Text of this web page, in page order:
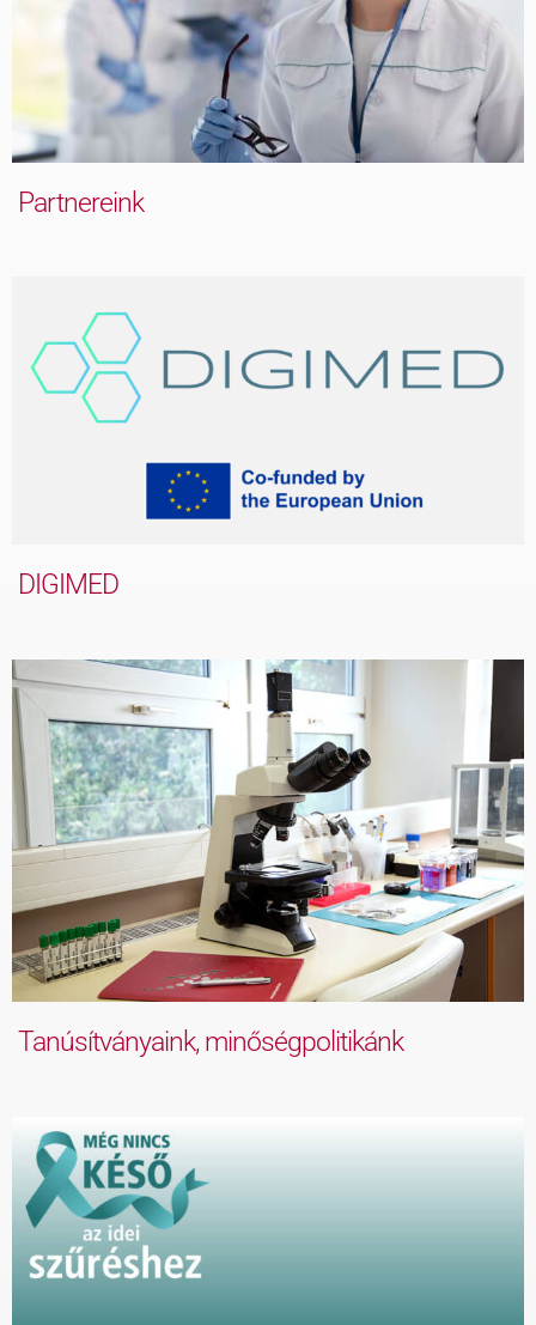
Partnereink
DIGIMED
Tanúsítványaink, minőségpolitikánk